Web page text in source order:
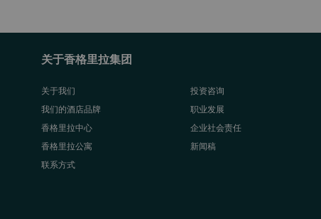
关于香格里拉集团
关于我们
我们的酒店品牌
香格里拉中心
香格里拉公寓
联系方式
投资咨询
职业发展
企业社会责任
新闻稿